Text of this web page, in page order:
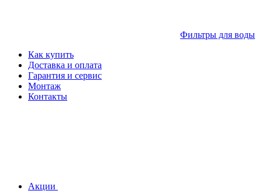
Фильтры для воды
Как купить
Доставка и оплата
Гарантия и сервис
Монтаж
Контакты
Акции